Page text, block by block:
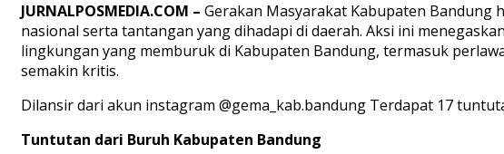
JURNALPOSMEDIA.COM – Gerakan Masyarakat Kabupaten Bandung
nasional serta tantangan yang dihadapi di daerah. Aksi ini
lingkungan yang memburuk di Kabupaten Bandung, termasuk
semakin kritis.
Dilansir dari akun instagram @gema_kab.bandung Terdapat 17
Tuntutan dari Buruh Kabupaten Bandung